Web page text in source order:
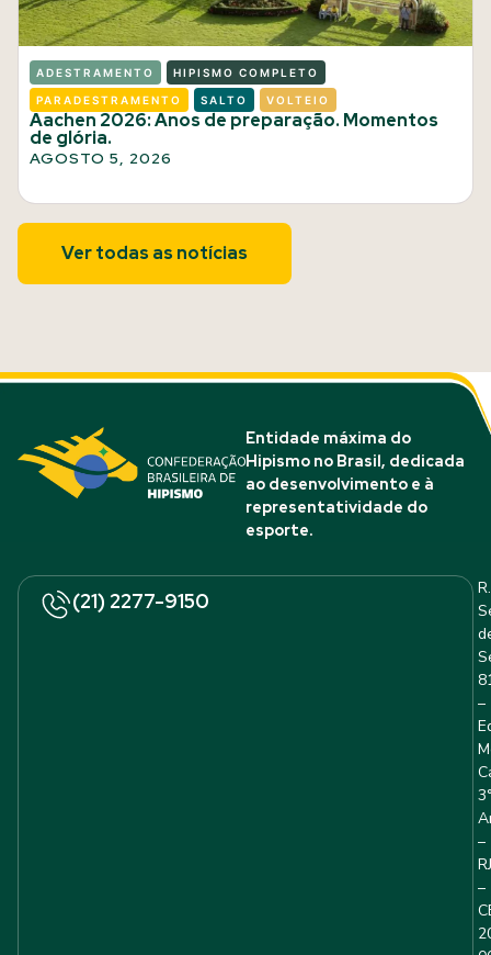
ADESTRAMENTO HIPISMO COMPLETO
PARADESTRAMENTO SALTO VOLTEIO
Aachen 2026: Anos de preparação. Momentos
de glória.
AGOSTO 5, 2026
Ver todas as notícias
Entidade máxima do
Hipismo no Brasil, dedicada
ao desenvolvimento e à
representatividade do
esporte.
(21) 2277-9150
R.
–
–
RJ
–